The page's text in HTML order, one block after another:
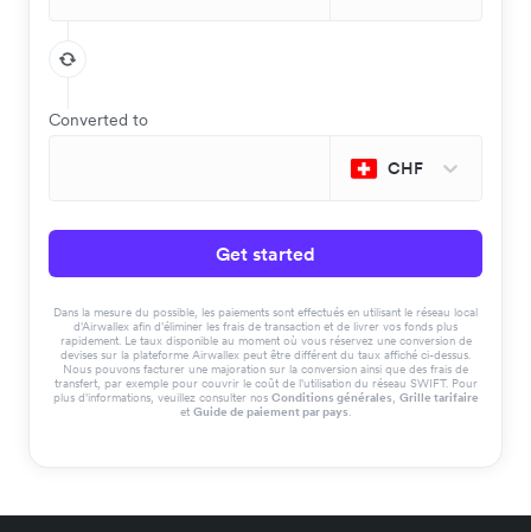
Converted to
CHF
Get started
Dans la mesure du possible, les paiements sont effectués en utilisant le réseau local
d'Airwallex afin d'éliminer les frais de transaction et de livrer vos fonds plus
rapidement. Le taux disponible au moment où vous réservez une conversion de
devises sur la plateforme Airwallex peut être différent du taux affiché ci-dessus.
Nous pouvons facturer une majoration sur la conversion ainsi que des frais de
transfert, par exemple pour couvrir le coût de l'utilisation du réseau SWIFT. Pour
plus d'informations, veuillez consulter nos Conditions générales, Grille tarifaire
et Guide de paiement par pays.